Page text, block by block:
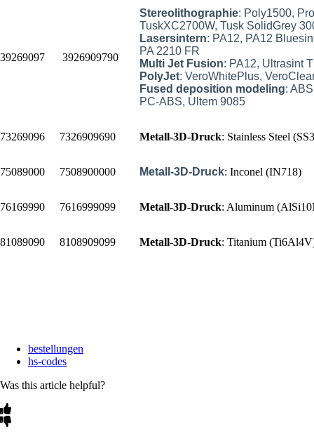
39269097 3926909790
Stereolithographie: Poly1500,
TuskXC2700W, Tusk SolidGrey
Lasersintern: PA12, PA12
PA 2210 FR
Multi Jet Fusion: PA12, Ultrasint
PolyJet: VeroWhitePlus,
Fused deposition modeling:
PC-ABS, Ultem 9085
73269096 7326909690 Metall-3D-Druck: Stainless Steel
75089000 7508900000 Metall-3D-Druck: Inconel (IN718)
76169990 7616999099 Metall-3D-Druck: Aluminum
81089090 8108909099 Metall-3D-Druck: Titanium
bestellungen
hs-codes
Was this article helpful?